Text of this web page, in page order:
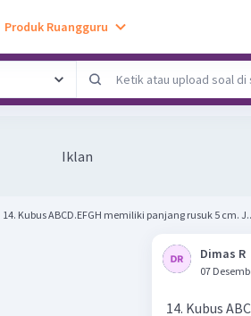
Produk Ruangguru
Iklan
14. Kubus ABCD.EFGH memiliki panjang rusuk 5 cm.
Dimas R
07
14. Kubus